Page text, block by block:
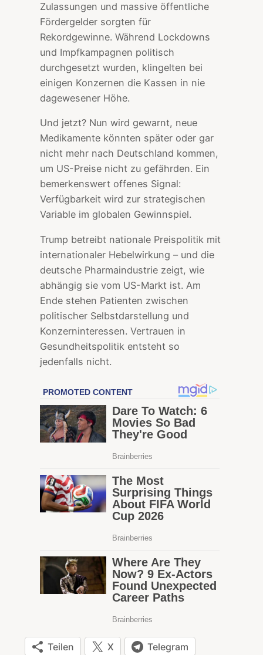
Zulassungen und massive öffentliche
Fördergelder sorgten für
Rekordgewinne. Während Lockdowns
und Impfkampagnen politisch
durchgesetzt wurden, klingelten bei
einigen Konzernen die Kassen in nie
dagewesener Höhe.
Und jetzt? Nun wird gewarnt, neue
Medikamente könnten später oder gar
nicht mehr nach Deutschland kommen,
um US-Preise nicht zu gefährden. Ein
bemerkenswert offenes Signal:
Verfügbarkeit wird zur strategischen
Variable im globalen Gewinnspiel.
Trump betreibt nationale Preispolitik mit
internationaler Hebelwirkung – und die
deutsche Pharmaindustrie zeigt, wie
abhängig sie vom US-Markt ist. Am
Ende stehen Patienten zwischen
politischer Selbstdarstellung und
Konzerninteressen. Vertrauen in
Gesundheitspolitik entsteht so
jedenfalls nicht.
Teilen X Telegram